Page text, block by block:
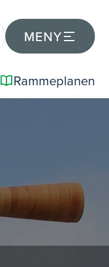
MENY
Rammeplanen